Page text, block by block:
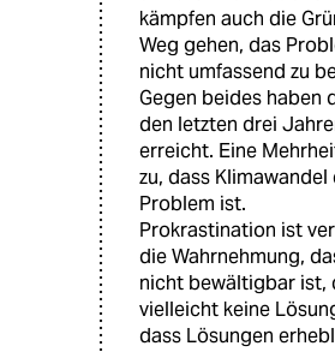
kämpfen auch die
Weg gehen, das
nicht umfassend zu
Gegen beides haben
den letzten drei
erreicht. Eine
zu, dass
Problem ist.
Prokrastination ist
die Wahrnehmung,
nicht bewältigbar ist,
vielleicht keine
dass Lösungen